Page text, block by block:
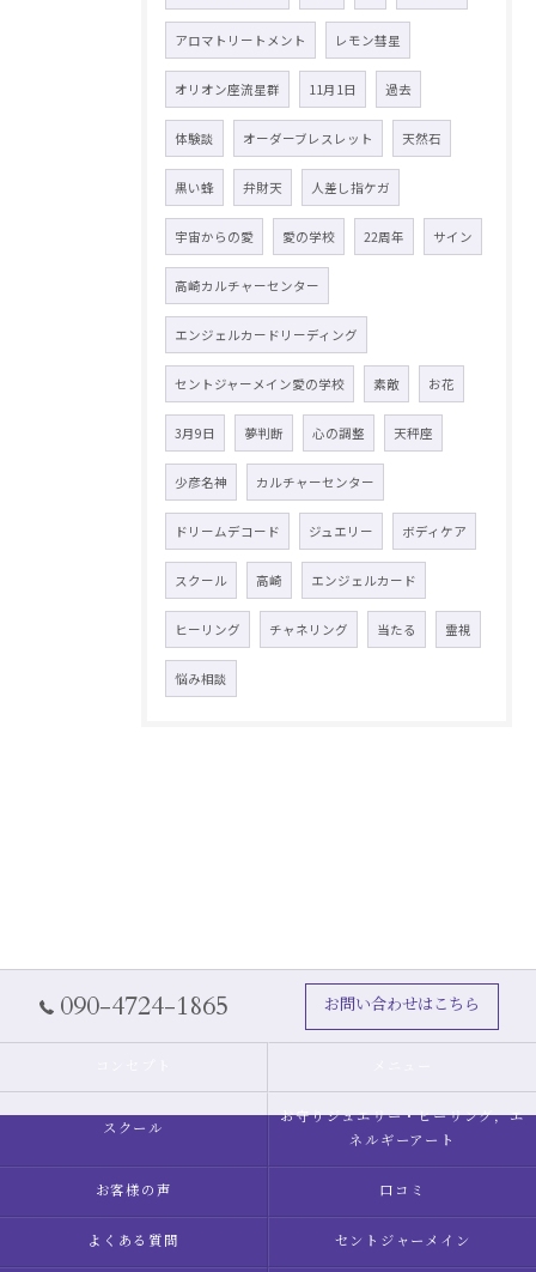
アロマトリートメント レモン彗星
オリオン座流星群 11月1日 過去
体験談 オーダーブレスレット 天然石
黒い蜂 弁財天 人差し指ケガ
宇宙からの愛 愛の学校 22周年 サイン
高崎カルチャーセンター
エンジェルカードリーディング
セントジャーメイン愛の学校 素敵 お花
3月9日 夢判断 心の調整 天秤座
少彦名神 カルチャーセンター
ドリームデコード ジュエリー ボディケア
スクール 高崎 エンジェルカード
ヒーリング チャネリング 当たる 霊視
悩み相談
090-4724-1865 お問い合わせはこちら
スクール
お守りジュエリー・ヒーリング，エ
ネルギーアート
お客様の声 口コミ
よくある質問 セントジャーメイン